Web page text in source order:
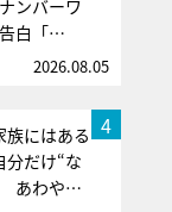
ンバーワ
白「…
2026.08.05
4
族にはある
だけ“な
あわや…